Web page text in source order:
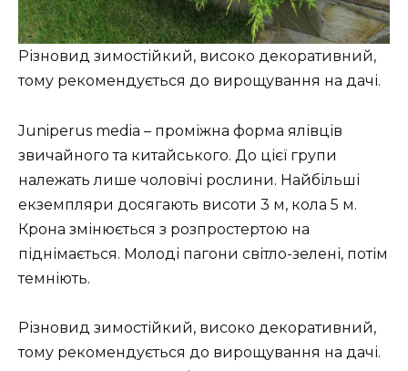
Різновид зимостійкий, високо декоративний,
тому рекомендується до вирощування на дачі.
Juniperus media – проміжна форма ялівців
звичайного та китайського. До цієї групи
належать лише чоловічі рослини. Найбільші
екземпляри досягають висоти 3 м, кола 5 м.
Крона змінюється з розпростертою на
піднімається. Молоді пагони світло-зелені, потім
темніють.
Різновид зимостійкий, високо декоративний,
тому рекомендується до вирощування на дачі.